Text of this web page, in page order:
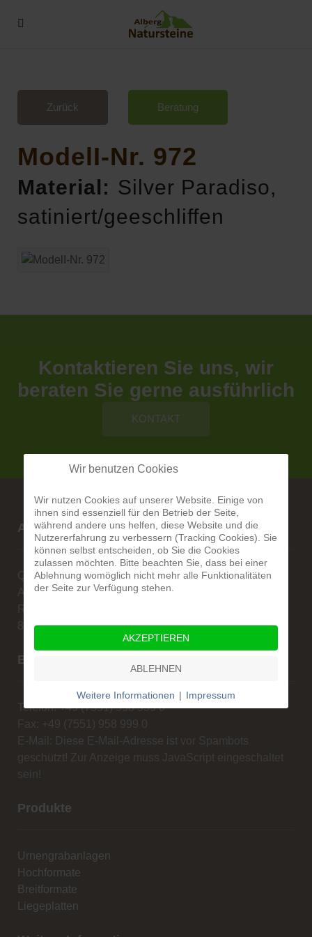
Zurück Beratung
ModelI-Nr. 972
Material: Silver Paradiso,
satiniert/geeschliffen
Kontaktieren Sie uns, wir
beraten Sie gerne ausführlich
KONTAKT
Alberg-Natursteine
Qualität ist unsere Stärke
Alexander Alberg
Rengoldshauserstr. 1A
88662 Überlingen
Beratung und Verkauf
Telefon: +49 (7551) 958 999 0
Fax: +49 (7551) 958 999 0
E-Mail: Diese E-Mail-Adresse ist vor Spambots
geschützt! Zur Anzeige muss JavaScript eingeschaltet
sein!
Produkte
Urnengrabanlagen
Hochformate
Breitformate
Liegeplatten
Wir benutzen Cookies
Wir nutzen Cookies auf unserer Website. Einige von
ihnen sind essenziell für den Betrieb der Seite,
während andere uns helfen, diese Website und die
Nutzererfahrung zu verbessern (Tracking Cookies). Sie
können selbst entscheiden, ob Sie die Cookies
zulassen möchten. Bitte beachten Sie, dass bei einer
Ablehnung womöglich nicht mehr alle Funktionalitäten
der Seite zur Verfügung stehen.
AKZEPTIEREN
ABLEHNEN
Weitere Informationen | Impressum